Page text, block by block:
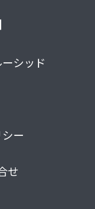
シッド
ー
せ